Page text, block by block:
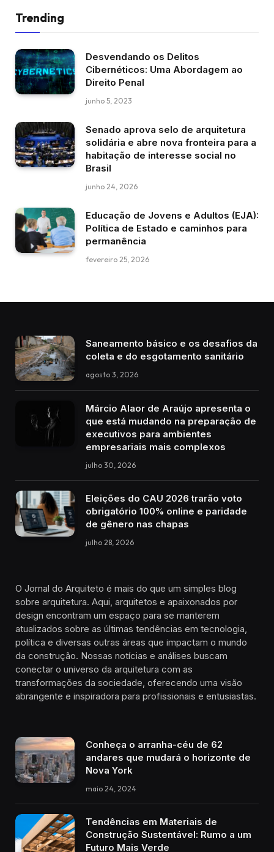
Trending
Desvendando os Delitos
Cibernéticos: Uma Abordagem ao
Direito Penal
junho 5, 2023
Senado aprova selo de arquitetura
solidária e abre nova fronteira para a
habitação de interesse social no
Brasil
junho 24, 2026
Educação de Jovens e Adultos (EJA):
Política de Estado e caminhos para
permanência
fevereiro 25, 2026
Saneamento básico e os desafios da
coleta e do esgotamento sanitário
agosto 3, 2026
Márcio Alaor de Araújo apresenta o
que está mudando na preparação de
executivos para ambientes
empresariais mais complexos
julho 30, 2026
Eleições do CAU 2026 trarão voto
obrigatório 100% online e paridade
de gênero nas chapas
julho 28, 2026
O Jornal do Arquiteto é mais do que um simples blog
sobre arquitetura. Aqui, arquitetos e apaixonados por
design encontram um espaço para se manterem
atualizados sobre as últimas tendências em tecnologia,
política e diversas outras áreas que impactam o mundo
da construção. Nossas notícias e análises buscam
conectar o universo da arquitetura com as
transformações da sociedade, oferecendo uma visão
abrangente e inspiradora para profissionais e entusiastas.
Conheça o arranha-céu de 62
andares que mudará o horizonte de
Nova York
maio 24, 2024
Tendências em Materiais de
Construção Sustentável: Rumo a um
Futuro Mais Verde